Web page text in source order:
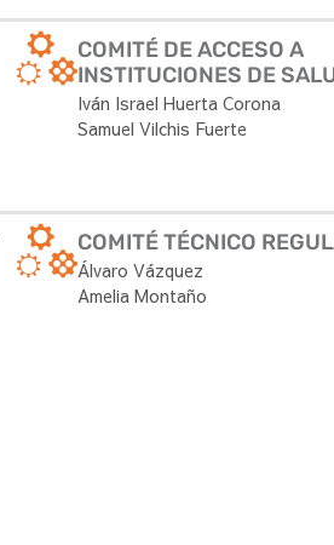
COMITÉ DE ACCESO A
INSTITUCIONES DE
Iván Israel Huerta Corona
Samuel Vilchis Fuerte
COMITÉ TÉCNICO
Álvaro Vázquez
Amelia Montaño